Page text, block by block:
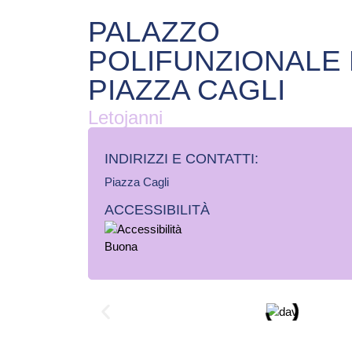
PALAZZO
POLIFUNZIONALE
PIAZZA CAGLI
Letojanni
INDIRIZZI E CONTATTI:​
Piazza Cagli
ACCESSIBILITÀ